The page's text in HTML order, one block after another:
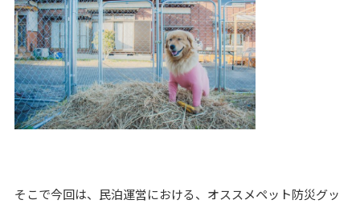
そこで今回は、民泊運営における、オススメペット防災グッ